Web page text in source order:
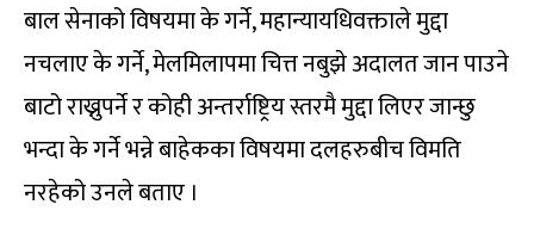
बाल सेनाको विषयमा के गर्ने, महान्यायधिवक्ताले मुद्दा
नचलाए के गर्ने, मेलमिलापमा चित्त नबुझे अदालत जान पाउने
बाटो राख्नुपर्ने र कोही अन्तर्राष्ट्रिय स्तरमै मुद्दा लिएर जान्छु
भन्दा के गर्ने भन्ने बाहेकका विषयमा दलहरुबीच विमति
नरहेको उनले बताए ।